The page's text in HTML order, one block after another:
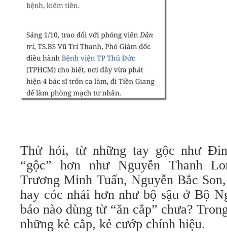
Thử hỏi, từ những tay gộc như
“gộc” hơn như Nguyễn Thanh
Trương Minh Tuấn, Nguyễn Bắc
hay cóc nhái hơn như bộ sậu ở Bộ
báo nào dùng từ “ăn cắp” chưa?
những kẻ cắp, kẻ cướp chính hiệu.